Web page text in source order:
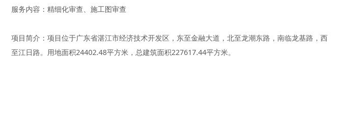
服务内容：精细化审查、施工图审查
项目简介：项目位于广东省湛江市经济技术开发区，东至金融大道，北至龙潮东路，南临龙基路，西
至江日路。用地面积24402.48平方米，总建筑面积227617.44平方米。